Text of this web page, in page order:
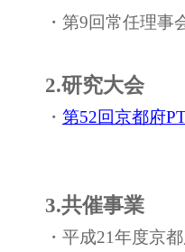
・第9回常任理事
2.研究大会
・ 第52回京都府
3.共催事業
・平成21年度京